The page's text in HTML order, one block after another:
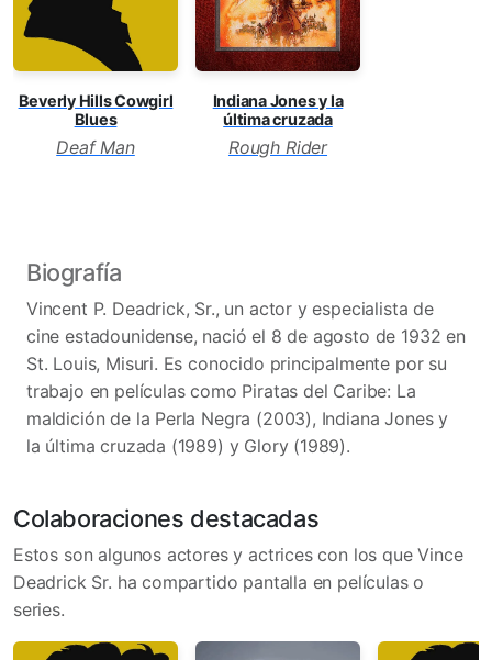
Beverly Hills Cowgirl
Blues
Deaf Man
Indiana Jones y la
última cruzada
Rough Rider
Biografía
Vincent P. Deadrick, Sr., un actor y especialista de
cine estadounidense, nació el 8 de agosto de 1932 en
St. Louis, Misuri. Es conocido principalmente por su
trabajo en películas como Piratas del Caribe: La
maldición de la Perla Negra (2003), Indiana Jones y
la última cruzada (1989) y Glory (1989).
Colaboraciones destacadas
Estos son algunos actores y actrices con los que Vince
Deadrick Sr. ha compartido pantalla en películas o
series.